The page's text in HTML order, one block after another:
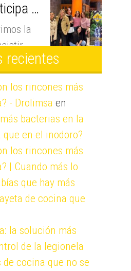
Drolimsa participa como patrocinador en el III Campeonato Barista celebrado en Jaca
la
al III
recientes
los rincones más
- Drolimsa en
bacterias en la
en el inodoro?
los rincones más
| Cuando más lo
que hay más
de cocina que
la solución más
de la legionela
de cocina que no se